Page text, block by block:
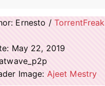
Ernesto / TorrentFreak
May 22, 2019
Image: Ajeet Mestry